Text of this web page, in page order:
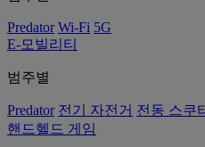
Predator Wi-Fi 5G
E-모빌리티
범주별
Predator 전기 자전거 전동 스쿠
핸드헬드 게임